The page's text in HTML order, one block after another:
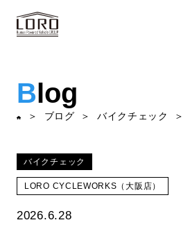
Blog
ブログ バイクチェック
バイクチェック
LORO CYCLEWORKS（大阪店）
2026.6.28